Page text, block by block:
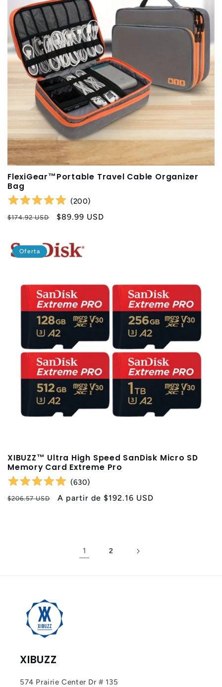
FlexiGear™Portable Travel Cable Organizer
Bag
(200)
Precio
$174.92 USD
Precio
oferta
$89.99 USD
Oferta
XIBUZZ™ Ultra High Speed SanDisk Micro SD
Memory Card Extreme Pro
(630)
Precio
$206.57 USD
Precio
A partir de $192.16 USD
1 2
XIBUZZ
574 Prairie Center Dr # 135